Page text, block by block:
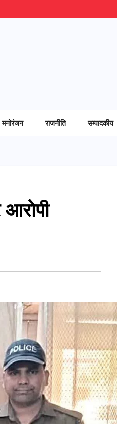
मनोरंजन राजनीति सम्पादकीय